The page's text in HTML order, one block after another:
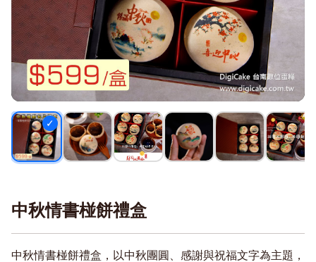
中秋情書椪餅禮盒
中秋情書椪餅禮盒，以中秋團圓、感謝與祝福文字為主題，